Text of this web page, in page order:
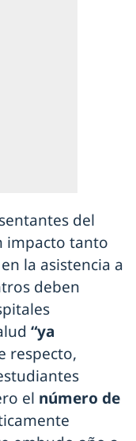
del
impacto tanto
la asistencia a
deben
“ya
respecto,
el número de